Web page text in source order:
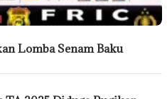
Lomba Senam Baku